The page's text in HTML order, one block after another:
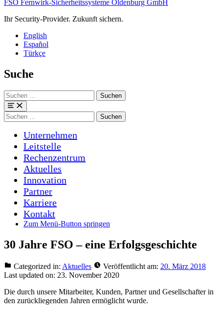
FSO Fernwirk-Sicherheitssysteme Oldenburg GmbH
Ihr Security-Provider. Zukunft sichern.
English
Español
Türkçe
Suche
Suchen
nach:
Menü
Suchen
nach:
Unternehmen
Leitstelle
Rechenzentrum
Aktuelles
Innovation
Partner
Karriere
Kontakt
Zum Menü-Button springen
30 Jahre FSO – eine Erfolgsgeschichte
Categorized in: Aktuelles Veröffentlicht am: 20. März 2018
Last updated on: 23. November 2020
Die durch unsere Mitarbeiter, Kunden, Partner und Gesellschafter in
den zurückliegenden Jahren ermöglicht wurde.